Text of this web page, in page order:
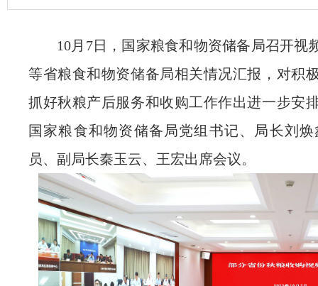
10月7日，国家粮食和物资储备局召开视
等省粮食和物资储备局相关情况汇报，对积
抓好秋粮产后服务和收购工作作出进一步安
国家粮食和物资储备局党组书记、局长刘
员、副局长秦玉云、王宏出席会议。